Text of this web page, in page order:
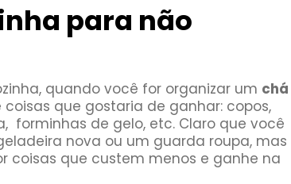
para não
quando você for organizar um chá
que gostaria de ganhar: copos,
forminhas de gelo, etc. Claro que você
nova ou um guarda roupa, mas
coisas que custem menos e ganhe na